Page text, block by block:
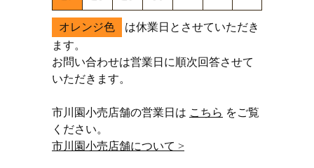
オレンジ色
は休業日とさせていただき
ます。
お問い合わせは営業日に順次回答させて
いただきます。
市川園小売店舗の営業日は こちら をご覧
ください。
市川園小売店舗について >